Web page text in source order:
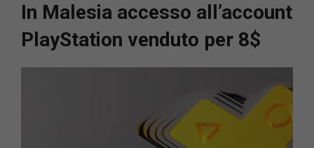
In Malesia accesso all’account
PlayStation venduto per 8$